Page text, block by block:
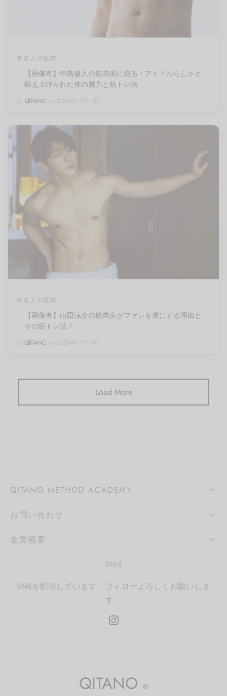
有名人の筋肉
【画像有】中島健人の筋肉美に迫る！アイドルらしさと
鍛え上げられた体の魅力と筋トレ法
QITANO
有名人の筋肉
【画像有】山田涼介の筋肉美がファンを虜にする理由と
その筋トレ法！
QITANO
Load More
QITANO METHOD ACADEMY
お問い合わせ
企業概要
SNS
SNSを配信しています。フォローよろしくお願いしま
す。
QITANO ®